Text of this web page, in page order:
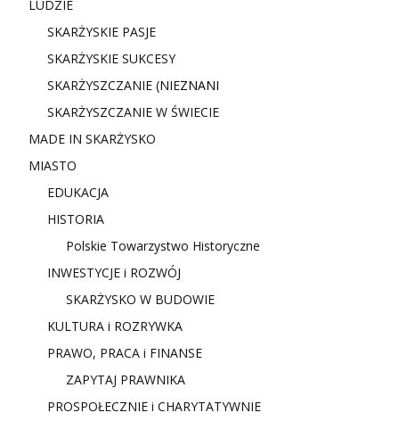
LUDZIE
SKARŻYSKIE PASJE
SKARŻYSKIE SUKCESY
SKARŻYSZCZANIE (NIEZNANI
SKARŻYSZCZANIE W ŚWIECIE
MADE IN SKARŻYSKO
MIASTO
EDUKACJA
HISTORIA
Polskie Towarzystwo Historyczne
INWESTYCJE i ROZWÓJ
SKARŻYSKO W BUDOWIE
KULTURA i ROZRYWKA
PRAWO, PRACA i FINANSE
ZAPYTAJ PRAWNIKA
PROSPOŁECZNIE i CHARYTATYWNIE